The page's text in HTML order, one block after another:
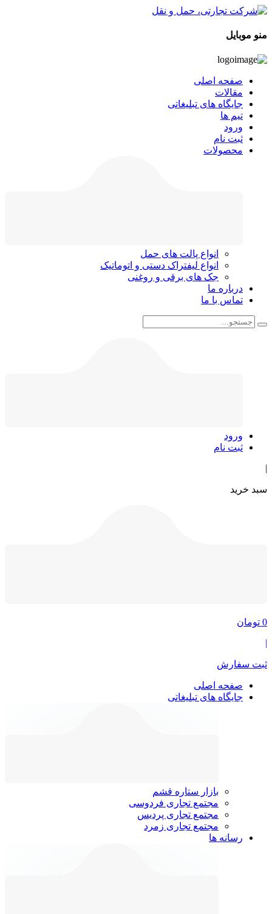
منو موبایل
صفحه اصلی
مقالات
جایگاه های تبلیغاتی
تیم ها
ورود
ثبت نام
محصولات
انواع پالت های حمل
انواع لیفتراک دستی و اتوماتیک
جک های برقی و روغنی
درباره ما
تماس با ما
ورود
ثبت نام
سبد خرید
0 تومان
|
ثبت سفارش
صفحه اصلی
جایگاه های تبلیغاتی
بازار ستاره قشم
مجتمع تجاری فردوسی
مجتمع تجاری پردیس
مجتمع تجاری زمرد
رسانه ها